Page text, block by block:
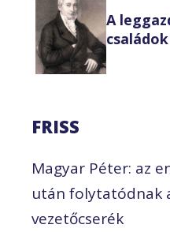
A
családok
FRISS
Magyar Péter: az
után folytatódnak
vezetőcserék